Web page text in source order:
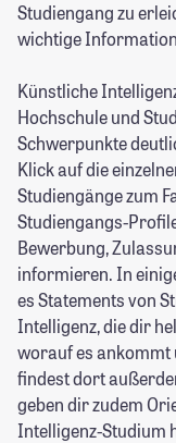
Studiengang zu
wichtige
Künstliche
Hochschule und
Schwerpunkte
Klick auf die
Studiengänge zum
Studiengangs-
Bewerbung,
informieren. In
es Statements von
Intelligenz, die dir
worauf es ankommt
findest dort
geben dir zudem
Intelligenz-Studium